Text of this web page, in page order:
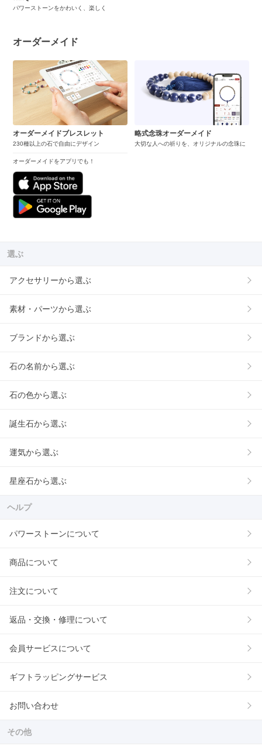
パワーストーンをかわいく、楽しく
オーダーメイド
オーダーメイドブレスレット
230種以上の石で自由にデザイン
オーダーメイドをアプリでも！
略式念珠オーダーメイド
大切な人への祈りを、オリジナルの念珠に
選ぶ
アクセサリーから選ぶ
素材・パーツから選ぶ
ブランドから選ぶ
石の名前から選ぶ
石の色から選ぶ
誕生石から選ぶ
運気から選ぶ
星座石から選ぶ
ヘルプ
パワーストーンについて
商品について
注文について
返品・交換・修理について
会員サービスについて
ギフトラッピングサービス
お問い合わせ
その他